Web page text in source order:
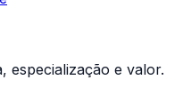
especialização e valor.